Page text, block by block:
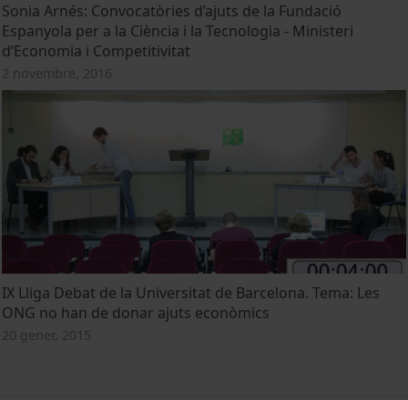
Sonia Arnés: Convocatòries d’ajuts de la Fundació
Espanyola per a la Ciència i la Tecnologia - Ministeri
d’Economia i Competitivitat
2 novembre, 2016
IX Lliga Debat de la Universitat de Barcelona. Tema: Les
ONG no han de donar ajuts econòmics
20 gener, 2015